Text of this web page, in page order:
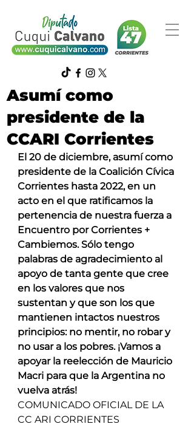
Asumí como
presidente de la
CCARI Corrientes
El 20 de diciembre, asumí como
presidente de la Coalición Cívica
Corrientes hasta 2022, en un
acto en el que ratificamos la
pertenencia de nuestra fuerza a
Encuentro por Corrientes +
Cambiemos. Sólo tengo
palabras de agradecimiento al
apoyo de tanta gente que cree
en los valores que nos
sustentan y que son los que
mantienen intactos nuestros
principios: no mentir, no robar y
no usar a los pobres. ¡Vamos a
apoyar la reelección de Mauricio
Macri para que la Argentina no
vuelva atrás!
COMUNICADO OFICIAL DE LA
CC ARI CORRIENTES